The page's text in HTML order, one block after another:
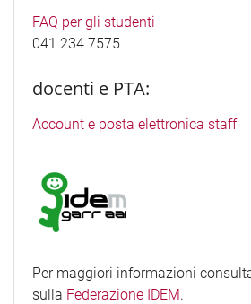
FAQ per gli studenti
041 234 7575
docenti e PTA:
Account e posta elettronica staff
Per maggiori informazioni
sulla Federazione IDEM.